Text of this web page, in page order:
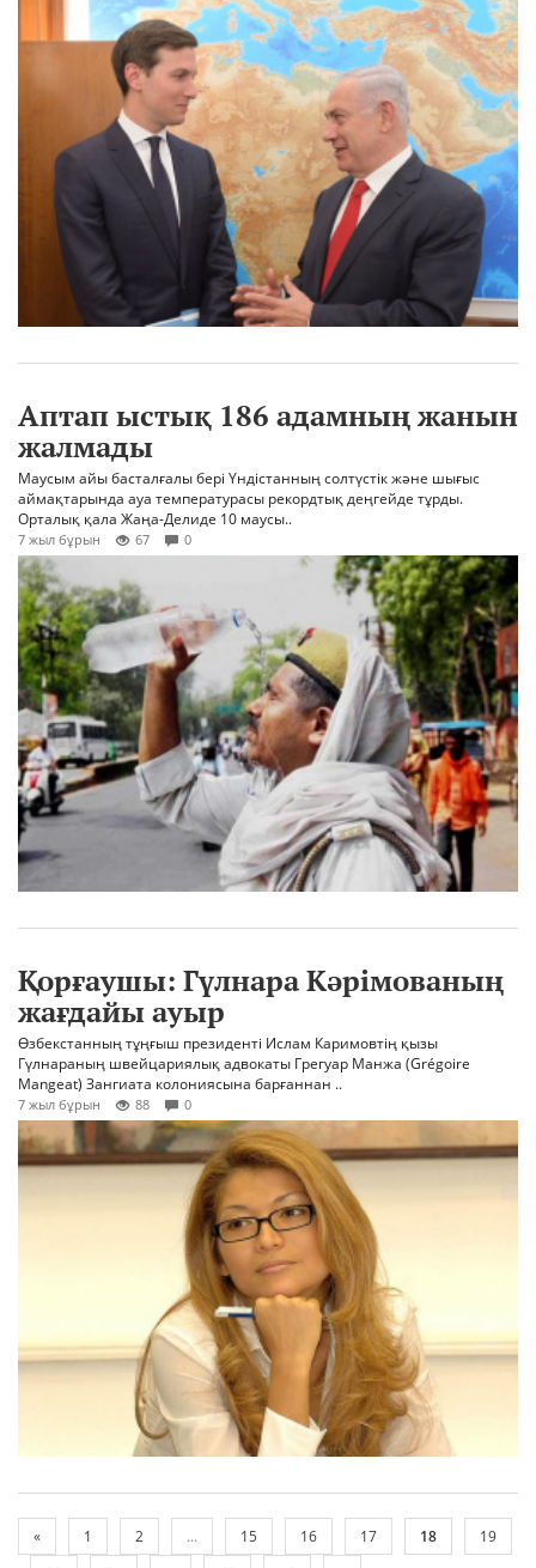
Аптап ыстық 186 адамның жанын
жалмады
Маусым айы басталғалы бері Үндістанның солтүстік және шығыс
аймақтарында ауа температурасы рекордтық деңгейде тұрды.
Орталық қала Жаңа-Делиде 10 маусы..
7 жыл бұрын 67 0
Қорғаушы: Гүлнара Кәрімованың
жағдайы ауыр
Өзбекстанның тұңғыш президенті Ислам Каримовтің қызы
Гүлнараның швейцариялық адвокаты Грегуар Манжа (Grégoire
Mangeat) Зангиата колониясына барғаннан ..
7 жыл бұрын 88 0
« 1 2 ... 15 16 17 18
19